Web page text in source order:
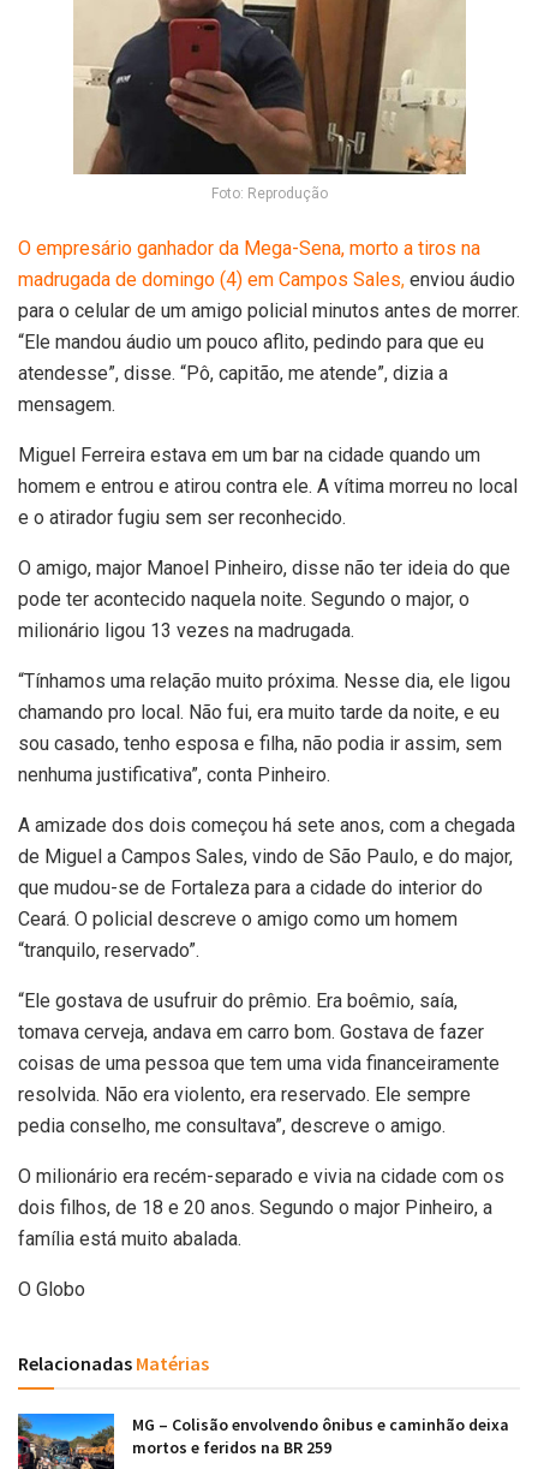
Foto: Reprodução
O empresário ganhador da Mega-Sena, morto a tiros na
madrugada de domingo (4) em Campos Sales, enviou áudio
para o celular de um amigo policial minutos antes de morrer.
“Ele mandou áudio um pouco aflito, pedindo para que eu
atendesse”, disse. “Pô, capitão, me atende”, dizia a
mensagem.
Miguel Ferreira estava em um bar na cidade quando um
homem e entrou e atirou contra ele. A vítima morreu no local
e o atirador fugiu sem ser reconhecido.
O amigo, major Manoel Pinheiro, disse não ter ideia do que
pode ter acontecido naquela noite. Segundo o major, o
milionário ligou 13 vezes na madrugada.
“Tínhamos uma relação muito próxima. Nesse dia, ele ligou
chamando pro local. Não fui, era muito tarde da noite, e eu
sou casado, tenho esposa e filha, não podia ir assim, sem
nenhuma justificativa”, conta Pinheiro.
A amizade dos dois começou há sete anos, com a chegada
de Miguel a Campos Sales, vindo de São Paulo, e do major,
que mudou-se de Fortaleza para a cidade do interior do
Ceará. O policial descreve o amigo como um homem
“tranquilo, reservado”.
“Ele gostava de usufruir do prêmio. Era boêmio, saía,
tomava cerveja, andava em carro bom. Gostava de fazer
coisas de uma pessoa que tem uma vida financeiramente
resolvida. Não era violento, era reservado. Ele sempre
pedia conselho, me consultava”, descreve o amigo.
O milionário era recém-separado e vivia na cidade com os
dois filhos, de 18 e 20 anos. Segundo o major Pinheiro, a
família está muito abalada.
O Globo
Relacionadas Matérias
MG – Colisão envolvendo ônibus e caminhão deixa
mortos e feridos na BR 259